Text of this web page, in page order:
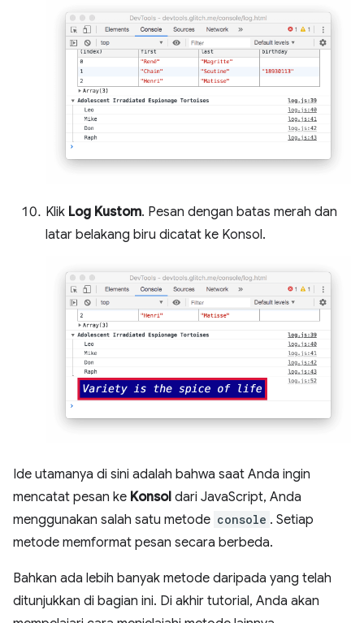
Klik Log Kustom. Pesan dengan batas merah dan
latar belakang biru dicatat ke Konsol.
Ide utamanya di sini adalah bahwa saat Anda ingin
mencatat pesan ke Konsol dari JavaScript, Anda
menggunakan salah satu metode console . Setiap
metode memformat pesan secara berbeda.
Bahkan ada lebih banyak metode daripada yang telah
ditunjukkan di bagian ini. Di akhir tutorial, Anda akan